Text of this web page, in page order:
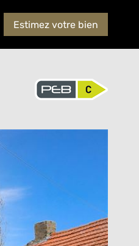
Estimez votre bien